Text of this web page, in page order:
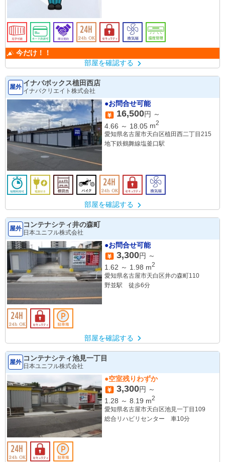
今だけ！！
部屋を確認する
屋外 イナバボックス植田西店
イナバクリエイト株式会社
●お問合せ可能
16,500円 ～
4.66 ～ 18.05 m2
愛知県名古屋市天白区植田西二丁目215
地下鉄鶴舞線塩釜口駅
部屋を確認する
屋外 コンテナシティ井の森町
日本ユニフル株式会社
●お問合せ可能
3,300円 ～
1.62 ～ 1.98 m2
愛知県名古屋市天白区井の森町110
野並駅 徒歩6分
部屋を確認する
屋外 コンテナシティ池見一丁目
日本ユニフル株式会社
●空室残りわずか
3,300円 ～
1.28 ～ 8.19 m2
愛知県名古屋市天白区池見一丁目109
総合リハビリセンター 車10分